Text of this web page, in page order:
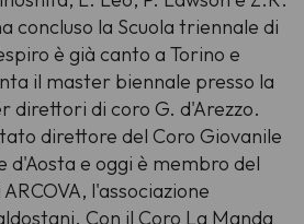
concluso la Scuola triennale di
è già canto a Torino e
il master biennale presso la
direttori di coro G. d'Arezzo.
direttore del Coro Giovanile
d'Aosta e oggi è membro del
l'associazione
Con il Coro La Manda